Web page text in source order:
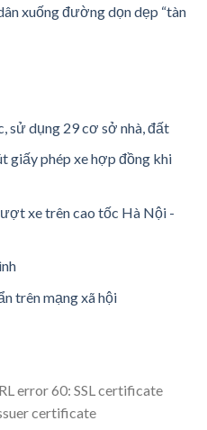
xuống đường dọn dẹp “tàn
sử dụng 29 cơ sở nhà, đất
giấy phép xe hợp đồng khi
xe trên cao tốc Hà Nội -
trên mạng xã hội
error 60: SSL certificate
certificate